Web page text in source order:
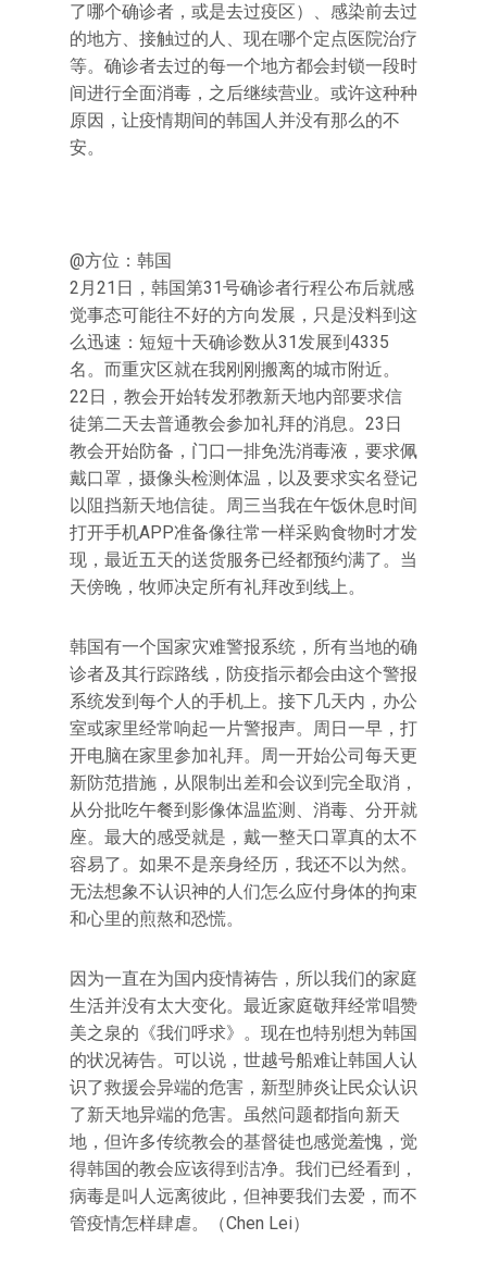
了哪个确诊者，或是去过疫区）、感染前去过
的地方、接触过的人、现在哪个定点医院治疗
等。确诊者去过的每一个地方都会封锁一段时
间进行全面消毒，之后继续营业。或许这种种
原因，让疫情期间的韩国人并没有那么的不
安。
@方位：韩国
2月21日，韩国第31号确诊者行程公布后就感
觉事态可能往不好的方向发展，只是没料到这
么迅速：短短十天确诊数从31发展到4335
名。而重灾区就在我刚刚搬离的城市附近。
22日，教会开始转发邪教新天地内部要求信
徒第二天去普通教会参加礼拜的消息。23日
教会开始防备，门口一排免洗消毒液，要求佩
戴口罩，摄像头检测体温，以及要求实名登记
以阻挡新天地信徒。周三当我在午饭休息时间
打开手机APP准备像往常一样采购食物时才发
现，最近五天的送货服务已经都预约满了。当
天傍晚，牧师决定所有礼拜改到线上。
韩国有一个国家灾难警报系统，所有当地的确
诊者及其行踪路线，防疫指示都会由这个警报
系统发到每个人的手机上。接下几天内，办公
室或家里经常响起一片警报声。周日一早，打
开电脑在家里参加礼拜。周一开始公司每天更
新防范措施，从限制出差和会议到完全取消，
从分批吃午餐到影像体温监测、消毒、分开就
座。最大的感受就是，戴一整天口罩真的太不
容易了。如果不是亲身经历，我还不以为然。
无法想象不认识神的人们怎么应付身体的拘束
和心里的煎熬和恐慌。
因为一直在为国内疫情祷告，所以我们的家庭
生活并没有太大变化。最近家庭敬拜经常唱赞
美之泉的《我们呼求》。现在也特别想为韩国
的状况祷告。可以说，世越号船难让韩国人认
识了救援会异端的危害，新型肺炎让民众认识
了新天地异端的危害。虽然问题都指向新天
地，但许多传统教会的基督徒也感觉羞愧，觉
得韩国的教会应该得到洁净。我们已经看到，
病毒是叫人远离彼此，但神要我们去爱，而不
管疫情怎样肆虐。（Chen Lei）